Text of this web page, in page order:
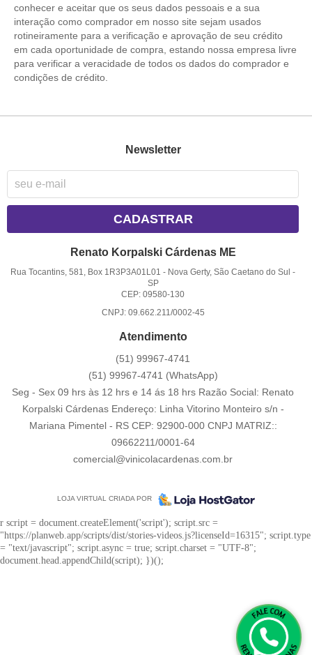
conhecer e aceitar que os seus dados pessoais e a sua
interação como comprador em nosso site sejam usados
rotineiramente para a verificação e aprovação de seu crédito
em cada oportunidade de compra, estando nossa empresa livre
para verificar a veracidade de todos os dados do comprador e
condições de crédito.
Newsletter
CADASTRAR
Renato Korpalski Cárdenas ME
Rua Tocantins, 581, Box 1R3P3A01L01 - Nova Gerty, São Caetano do Sul -
SP
CEP: 09580-130
CNPJ: 09.662.211/0002-45
Atendimento
(51) 99967-4741
(51) 99967-4741 (WhatsApp)
Seg - Sex 09 hrs às 12 hrs e 14 ás 18 hrs Razão Social: Renato
Korpalski Cárdenas Endereço: Linha Vitorino Monteiro s/n -
Mariana Pimentel - RS CEP: 92900-000 CNPJ MATRIZ::
09662211/0001-64
comercial@vinicolacardenas.com.br
LOJA VIRTUAL CRIADA POR
r script = document.createElement('script'); script.src =
"https://planweb.app/scripts/dist/stories-videos.js?licenseId=16315"; script.type
= "text/javascript"; script.async = true; script.charset = "UTF-8";
document.head.appendChild(script); })();